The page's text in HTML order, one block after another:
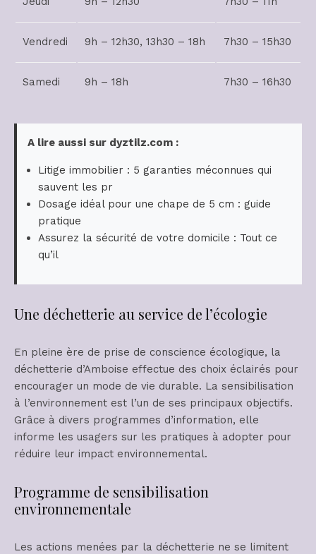
Vendredi 9h – 12h30, 13h30 – 18h 7h30 – 15h30
Samedi 9h – 18h 7h30 – 16h30
A lire aussi sur dyztilz.com :
Litige immobilier : 5 garanties méconnues qui
sauvent les pr
Dosage idéal pour une chape de 5 cm : guide
pratique
Assurez la sécurité de votre domicile : Tout ce
qu’il
Une déchetterie au service de l’écologie
En pleine ère de prise de conscience écologique, la
déchetterie d’Amboise effectue des choix éclairés pour
encourager un mode de vie durable. La sensibilisation
à l’environnement est l’un de ses principaux objectifs.
Grâce à divers programmes d’information, elle
informe les usagers sur les pratiques à adopter pour
réduire leur impact environnemental.
Programme de sensibilisation
environnementale
Les actions menées par la déchetterie ne se limitent